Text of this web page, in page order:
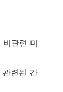
비관련 미
관련된 간